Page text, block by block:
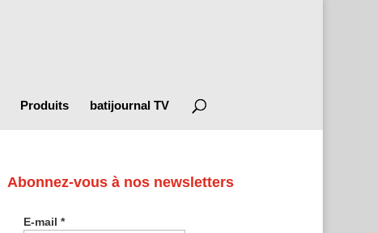
Produits batijournal TV
Abonnez-vous à nos newsletters
E-mail*